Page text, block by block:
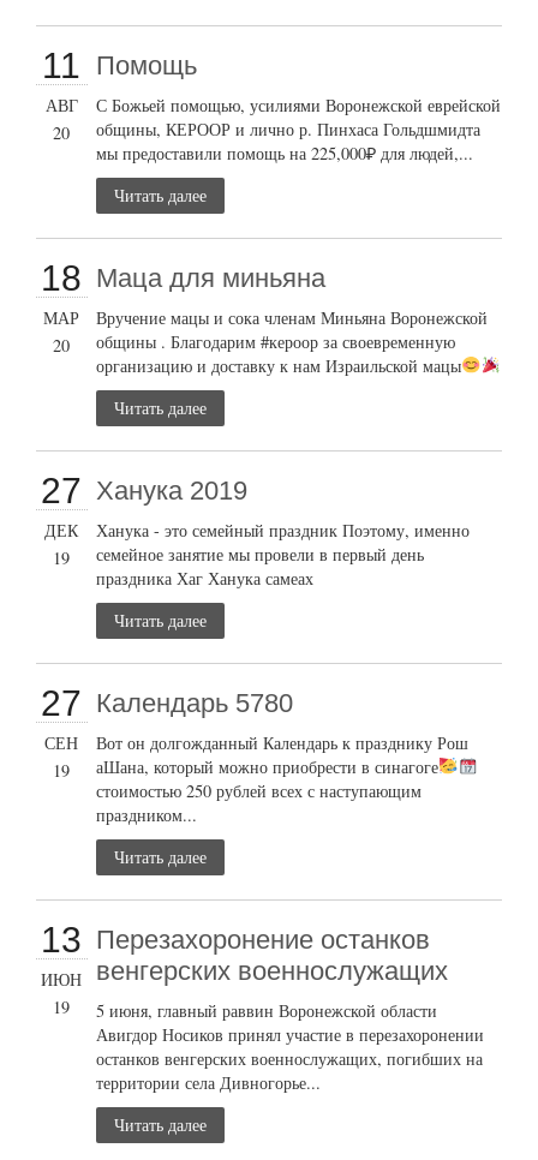
11
АВГ
20
Помощь
С Божьей помощью, усилиями Воронежской еврейской
общины, КЕРООР и лично р. Пинхаса Гольдшмидта
мы предоставили помощь на 225,000₽ для людей,...
Читать далее
18
МАР
20
Маца для миньяна
Вручение мацы и сока членам Миньяна Воронежской
общины . Благодарим #кероор за своевременную
организацию и доставку к нам Израильской мацы
Читать далее
27
ДЕК
19
Ханука 2019
Ханука - это семейный праздник Поэтому, именно
семейное занятие мы провели в первый день
праздника Хаг Ханука самеах
Читать далее
27
СЕН
19
Календарь 5780
Вот он долгожданный Календарь к празднику Рош
аШана, который можно приобрести в синагоге
стоимостью 250 рублей всех с наступающим
праздником...
Читать далее
13
ИЮН
19
Перезахоронение останков
венгерских военнослужащих
5 июня, главный раввин Воронежской области
Авигдор Носиков принял участие в перезахоронении
останков венгерских военнослужащих, погибших на
территории села Дивногорье...
Читать далее